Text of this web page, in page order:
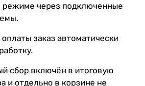
режиме через подключенные
заказ автоматически
сбор включён в итоговую
и отдельно в корзине не